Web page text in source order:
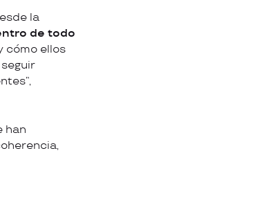
la
de todo
cómo ellos
han